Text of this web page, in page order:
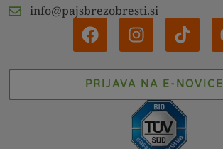
info@pajsbrezobresti.si
PRIJAVA NA E-NOVICE